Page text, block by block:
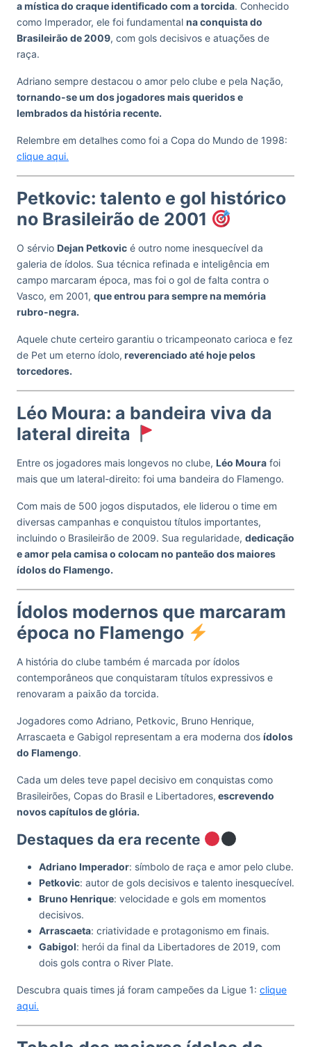
a mística do craque identificado com a torcida. Conhecido
como Imperador, ele foi fundamental na conquista do
Brasileirão de 2009, com gols decisivos e atuações de
raça.
Adriano sempre destacou o amor pelo clube e pela Nação,
tornando-se um dos jogadores mais queridos e
lembrados da história recente.
Relembre em detalhes como foi a Copa do Mundo de 1998:
clique aqui.
Petkovic: talento e gol histórico
no Brasileirão de 2001
O sérvio Dejan Petkovic é outro nome inesquecível da
galeria de ídolos. Sua técnica refinada e inteligência em
campo marcaram época, mas foi o gol de falta contra o
Vasco, em 2001, que entrou para sempre na memória
rubro-negra.
Aquele chute certeiro garantiu o tricampeonato carioca e fez
de Pet um eterno ídolo, reverenciado até hoje pelos
torcedores.
Léo Moura: a bandeira viva da
lateral direita
Entre os jogadores mais longevos no clube, Léo Moura foi
mais que um lateral-direito: foi uma bandeira do Flamengo.
Com mais de 500 jogos disputados, ele liderou o time em
diversas campanhas e conquistou títulos importantes,
incluindo o Brasileirão de 2009. Sua regularidade, dedicação
e amor pela camisa o colocam no panteão dos maiores
ídolos do Flamengo.
Ídolos modernos que marcaram
época no Flamengo
A história do clube também é marcada por ídolos
contemporâneos que conquistaram títulos expressivos e
renovaram a paixão da torcida.
Jogadores como Adriano, Petkovic, Bruno Henrique,
Arrascaeta e Gabigol representam a era moderna dos ídolos
do Flamengo.
Cada um deles teve papel decisivo em conquistas como
Brasileirões, Copas do Brasil e Libertadores, escrevendo
novos capítulos de glória.
Destaques da era recente
Adriano Imperador: símbolo de raça e amor pelo clube.
Petkovic: autor de gols decisivos e talento inesquecível.
Bruno Henrique: velocidade e gols em momentos
decisivos.
Arrascaeta: criatividade e protagonismo em finais.
Gabigol: herói da final da Libertadores de 2019, com
dois gols contra o River Plate.
Descubra quais times já foram campeões da Ligue 1: clique
aqui.